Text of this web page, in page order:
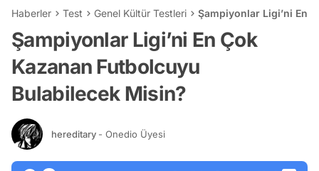
Haberler Test Genel Kültür Testleri Şampiyonlar Ligi’ni En
Şampiyonlar Ligi’ni En Çok
Kazanan Futbolcuyu
Bulabilecek Misin?
hereditary - Onedio Üyesi